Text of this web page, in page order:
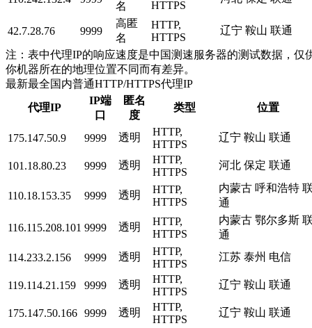
名
HTTPS
42.7.28.76 9999
高匿
名
HTTP,
HTTPS
辽宁 鞍山 联通
注：表中代理IP的响应速度是中国测速服务器的测试数据，仅
你机器所在的地理位置不同而有差异。
最新最全国内普通HTTP/HTTPS代理IP
代理IP
IP端
口
匿名
度
类型 位置
175.147.50.9 9999 透明
HTTP,
HTTPS
辽宁 鞍山 联通
101.18.80.23 9999 透明
HTTP,
HTTPS
河北 保定 联通
110.18.153.35 9999 透明
HTTP,
HTTPS
内蒙古 呼和浩特
通
116.115.208.101 9999 透明
HTTP,
HTTPS
内蒙古 鄂尔多斯
通
114.233.2.156
9999 透明
HTTP,
HTTPS
江苏 泰州 电信
119.114.21.159 9999 透明
HTTP,
HTTPS
辽宁 鞍山 联通
175.147.50.166 9999 透明
HTTP,
HTTPS
辽宁 鞍山 联通